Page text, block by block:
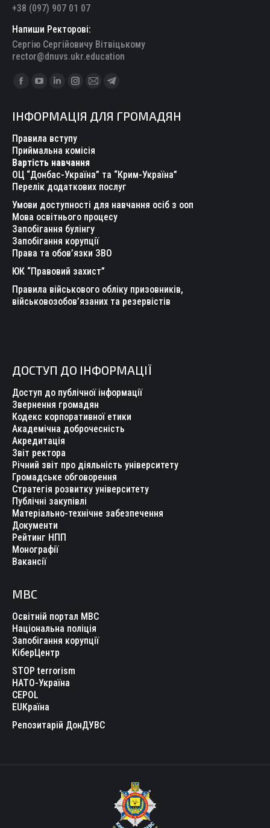
+38 (097) 907 01 07
Напиши Ректорові:
Сергію Сергійовичу Вітвіцькому
rector@dnuvs.ukr.education
Find us on:
Facebook
opens
in
new
window
YouTube
opens
in
new
window
Linkedin
opens
in
new
window
Instagram
opens
in
new
window
Mail
opens
new
Telegram
opens
ІНФОРМАЦІЯ ДЛЯ ГРОМАДЯН
Правила вступу
Приймальна комісія
Вартість навчання
ОЦ “Донбас-Україна” та “Крим-Україна”
Перелік додаткових послуг
Умови доступності для навчання осіб з ооп
Мова освітнього процесу
Запобігання булінгу
Запобігання корупції
Права та обов’язки ЗВО
ЮК “Правовий захист”
Правила військового обліку призовників,
військовозобов’язаних та резервістів
ДОСТУП ДО ІНФОРМАЦІЇ
Доступ до публічної інформації
Звернення громадян
Кодекс корпоративної етики
Академічна доброчесність
Акредитація
Звіт ректора
Річний звіт про діяльність університету
Громадське обговорення
Стратегія розвитку університету
Публічні закупівлі
Матеріально-технічне забезпечення
Документи
Рейтинг НПП
Монографії
Вакансії
МВС
Освітній портал МВС
Національна поліція
Запобігання корупції
КіберЦентр
STOP terrorism
НАТО-Україна
CEPOL
EUКраїна
Репозитарій ДонДУВС